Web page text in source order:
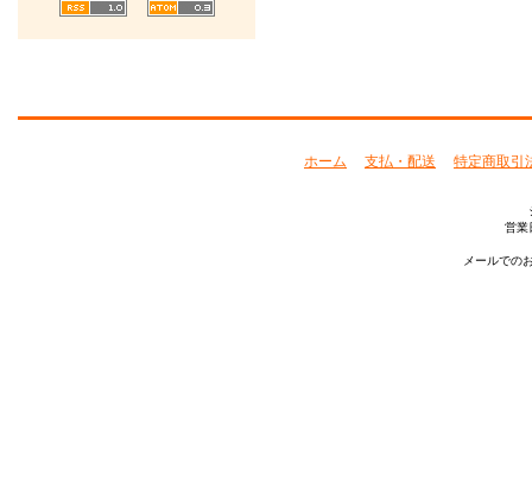
ホーム 支払・配送 特定商取引
営業
メールでの